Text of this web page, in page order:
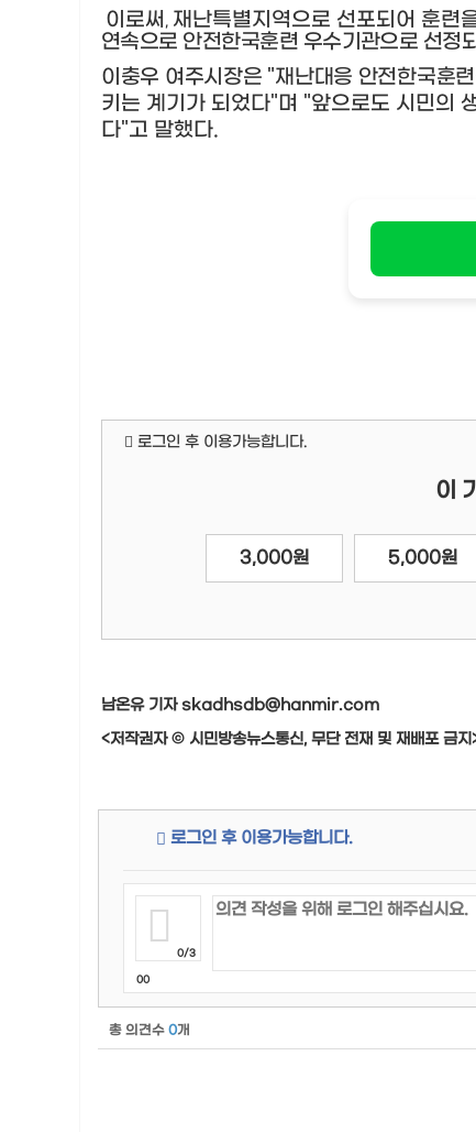
이로써 , 재난특별지역으로 선포되어 훈련
연속으로 안전한국훈련 우수기관으로 선정
이충우 여주시장은 "재난대응 안전한국훈
키는 계기가 되었다"며 "앞으로도 시민의
다"고 말했다.
로그인 후 이용가능합니다.
이
3,000원 5,000원
남온유 기자 skadhsdb@hanmir.com
<저작권자 © 시민방송뉴스통신, 무단 전재 및 재배포 금지
로그인 후 이용가능합니다.
0/3
00
총 의견수 0개